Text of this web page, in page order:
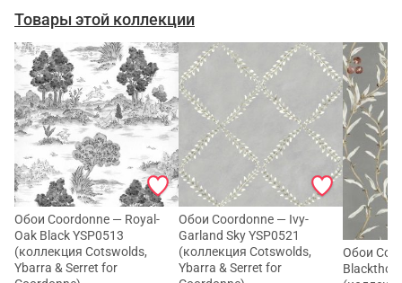
Товары этой коллекции
Обои Coordonne — Royal-
Oak Black YSP0513
(коллекция Cotswolds,
Ybarra & Serret for
Обои Coordonne — Ivy-
Garland Sky YSP0521
(коллекция Cotswolds,
Ybarra & Serret for
Обои